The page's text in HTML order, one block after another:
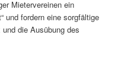
Mietervereinen ein
und fordern eine sorgfältige
die Ausübung des